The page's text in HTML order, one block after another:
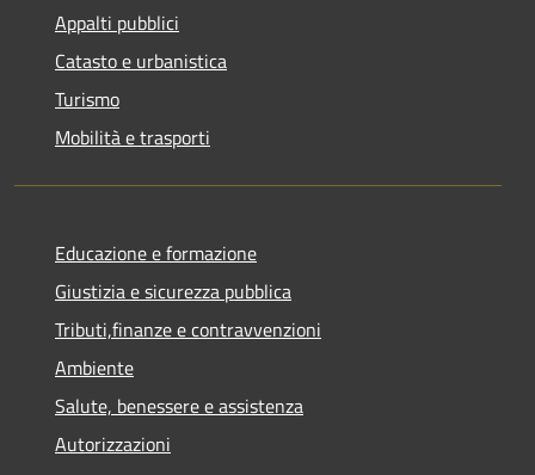
Appalti pubblici
Catasto e urbanistica
Turismo
Mobilità e trasporti
Educazione e formazione
Giustizia e sicurezza pubblica
Tributi,finanze e contravvenzioni
Ambiente
Salute, benessere e assistenza
Autorizzazioni